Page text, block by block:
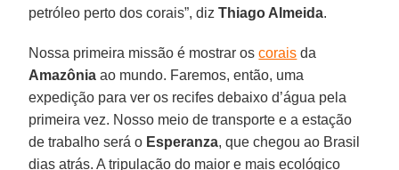
petróleo perto dos corais”, dizThiago Almeida.
Nossa primeira missão é mostrar oscorais da
Amazônia ao mundo. Faremos, então, uma
expedição para ver os recifes debaixo d’água pela
primeira vez. Nosso meio de transporte e a estação
de trabalho será o Esperanza, que chegou ao Brasil
dias atrás. A tripulação do maior e mais ecológico